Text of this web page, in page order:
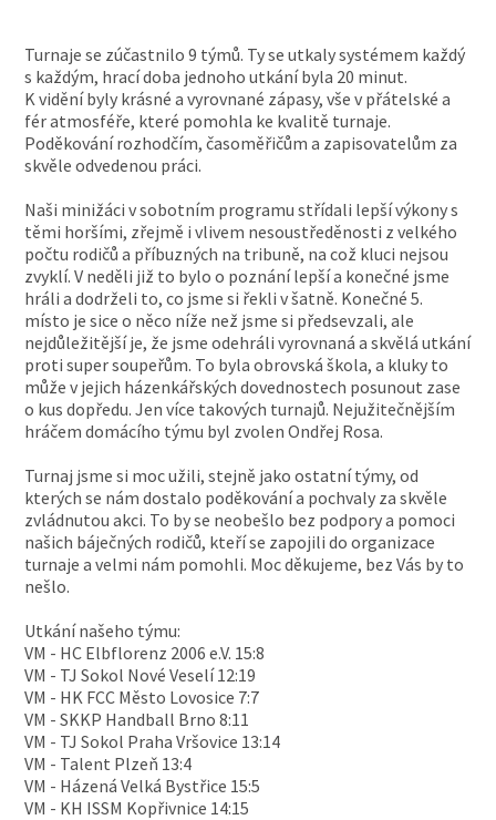
Turnaje se zúčastnilo 9 týmů. Ty se utkaly systémem každý
s každým, hrací doba jednoho utkání byla 20 minut.
K vidění byly krásné a vyrovnané zápasy, vše v přátelské a
fér atmosféře, které pomohla ke kvalitě turnaje.
Poděkování rozhodčím, časoměřičům a zapisovatelům za
skvěle odvedenou práci.
Naši minižáci v sobotním programu střídali lepší výkony s
těmi horšími, zřejmě i vlivem nesoustředěnosti z velkého
počtu rodičů a příbuzných na tribuně, na což kluci nejsou
zvyklí. V neděli již to bylo o poznání lepší a konečné jsme
hráli a dodrželi to, co jsme si řekli v šatně. Konečné 5.
místo je sice o něco níže než jsme si předsevzali, ale
nejdůležitější je, že jsme odehráli vyrovnaná a skvělá utkání
proti super soupeřům. To byla obrovská škola, a kluky to
může v jejich házenkářských dovednostech posunout zase
o kus dopředu. Jen více takových turnajů. Nejužitečnějším
hráčem domácího týmu byl zvolen Ondřej Rosa.
Turnaj jsme si moc užili, stejně jako ostatní týmy, od
kterých se nám dostalo poděkování a pochvaly za skvěle
zvládnutou akci. To by se neobešlo bez podpory a pomoci
našich báječných rodičů, kteří se zapojili do organizace
turnaje a velmi nám pomohli. Moc děkujeme, bez Vás by to
nešlo.
Utkání našeho týmu:
VM - HC Elbflorenz 2006 e.V. 15:8
VM - TJ Sokol Nové Veselí 12:19
VM - HK FCC Město Lovosice 7:7
VM - SKKP Handball Brno 8:11
VM - TJ Sokol Praha Vršovice 13:14
VM - Talent Plzeň 13:4
VM - Házená Velká Bystřice 15:5
VM - KH ISSM Kopřivnice 14:15